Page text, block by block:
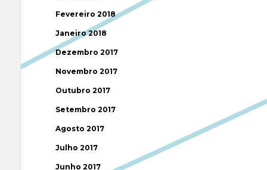
Fevereiro 2018
Janeiro 2018
Dezembro 2017
Novembro 2017
Outubro 2017
Setembro 2017
Agosto 2017
Julho 2017
Junho 2017